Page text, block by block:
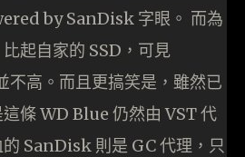
by SanDisk 字眼。 而為
起自家的 SSD，可見
高。而且更搞笑是，雖然已
這條 WD Blue 仍然由 VST 代
SanDisk 則是 GC 代理，只